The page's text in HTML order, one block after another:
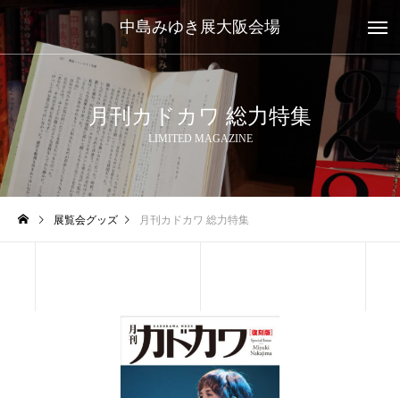
中島みゆき展大阪会場
月刊カドカワ 総力特集
LIMITED MAGAZINE
展覧会グッズ 月刊カドカワ 総力特集